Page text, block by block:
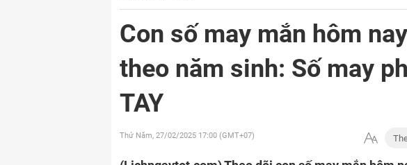
Con số may mắn hôm
theo năm sinh: Số may
TAY
Thứ Năm, 27/02/2025 17:00 (GMT+07)